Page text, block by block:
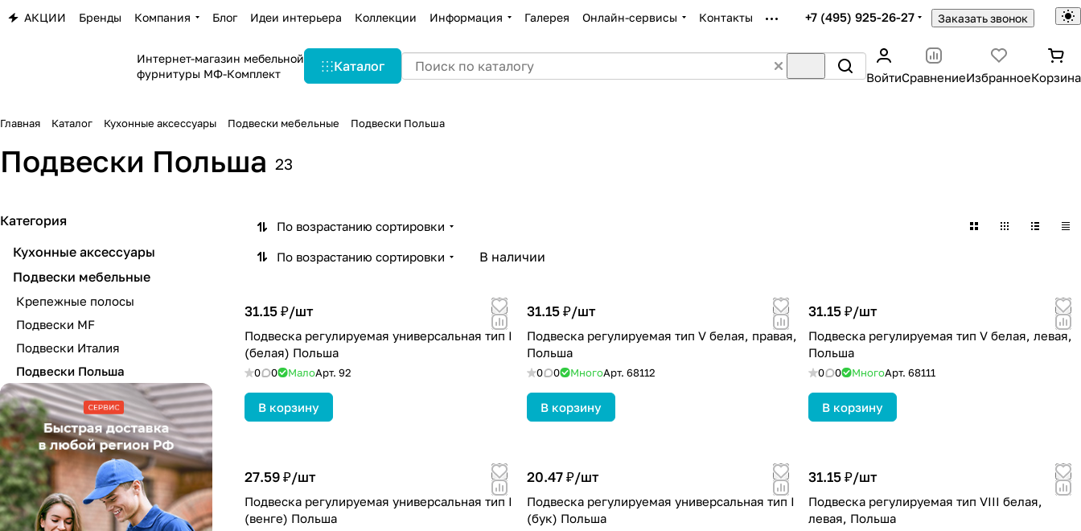
АКЦИИ Бренды Компания Блог Идеи интерьера Коллекции Информация Галерея Онлайн-сервисы Контакты +7 (495) 925-26-27 Заказать звонок
Интернет-магазин мебельной
фурнитуры МФ-Комплект
Каталог
ВойтиСравнениеИзбранноеКорзина
Главная Каталог Кухонные аксессуары Подвески мебельные Подвески Польша
Подвески Польша 23
По возрастанию сортировки
По возрастанию сортировки В наличии
31.15 ₽/шт
Подвеска регулируемая универсальная тип I
(белая) Польша
0 0 МалоАрт. 92
В корзину
31.15 ₽/шт
Подвеска регулируемая тип V белая, правая,
Польша
0 0 МногоАрт. 68112
В корзину
31.15 ₽/шт
Подвеска регулируемая тип V белая, левая,
Польша
0 0 МногоАрт.68111
В корзину
27.59 ₽/шт
Подвеска регулируемая универсальная тип I
(венге) Польша
20.47 ₽/шт
Подвеска регулируемая универсальная тип I
(бук) Польша
31.15 ₽/шт
Подвеска регулируемая тип VIII белая,
левая, Польша
Категория
Кухонные аксессуары
Подвески мебельные
Крепежные полосы
Подвески MF
Подвески Италия
Подвески Польша